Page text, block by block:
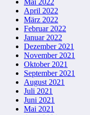
April 2022
März 2022
Februar 2022
Januar 2022
Dezember 2021
November 2021
Oktober 2021
September 2021
August 2021
Juli 2021
Juni 2021
Mai 2021